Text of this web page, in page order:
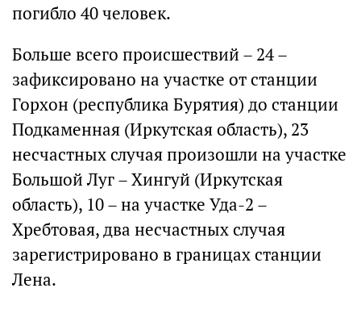
погибло 40 человек.
Больше всего происшествий – 24 –
зафиксировано на участке от станции
Горхон (республика Бурятия) до станции
Подкаменная (Иркутская область), 23
несчастных случая произошли на участке
Большой Луг – Хингуй (Иркутская
область), 10 – на участке Уда-2 –
Хребтовая, два несчастных случая
зарегистрировано в границах станции
Лена.